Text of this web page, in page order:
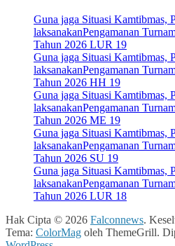
Guna jaga Situasi Kamtibmas,
laksanakanPengamanan
Tahun 2026 LUR 19
Guna jaga Situasi Kamtibmas,
laksanakanPengamanan
Tahun 2026 HH 19
Guna jaga Situasi Kamtibmas,
laksanakanPengamanan
Tahun 2026 ME 19
Guna jaga Situasi Kamtibmas,
laksanakanPengamanan
Tahun 2026 SU 19
Guna jaga Situasi Kamtibmas,
laksanakanPengamanan
Tahun 2026 LUR 18
Hak Cipta © 2026 Falconnews.
Tema: ColorMag oleh ThemeGrill.